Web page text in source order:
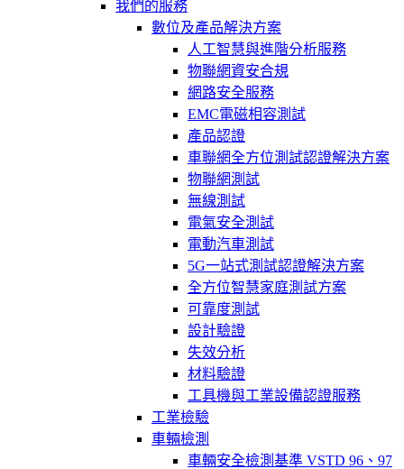
我們的服務
數位及產品解決方案
人工智慧與進階分析服務
物聯網資安合規
網路安全服務
EMC電磁相容測試
產品認證
車聯網全方位測試認證解決方案
物聯網測試
無線測試
電氣安全測試
電動汽車測試
5G一站式測試認證解決方案
全方位智慧家庭測試方案
可靠度測試
設計驗證
失效分析
材料驗證
工具機與工業設備認證服務
工業檢驗
車輛檢測
車輛安全檢測基準 VSTD 96、97